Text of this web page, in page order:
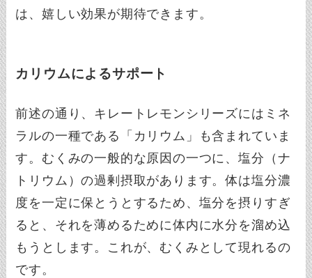
は、嬉しい効果が期待できます。
カリウムによるサポート
前述の通り、キレートレモンシリーズにはミネ
ラルの一種である「カリウム」も含まれていま
す。むくみの一般的な原因の一つに、塩分（ナ
トリウム）の過剰摂取があります。体は塩分濃
度を一定に保とうとするため、塩分を摂りすぎ
ると、それを薄めるために体内に水分を溜め込
もうとします。これが、むくみとして現れるの
です。